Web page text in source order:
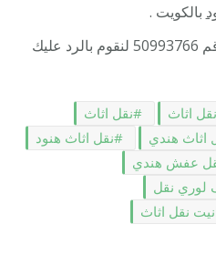
بالكويت .
فلا تتردد بالاتصال الآن على الرقم 50993766 لنقوم بالرد عليك
اثاث
نقل اثاث
اثاث هندي
نقل اثاث هنود
عفش هندي
لوري نقل
نقل اثاث